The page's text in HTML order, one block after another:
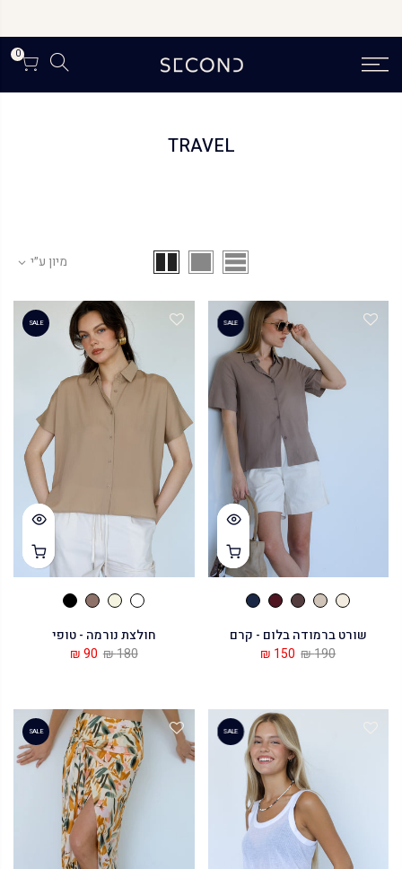
0
TRAVEL
מיון ע״י
SALE
שורט ברמודה בלום - קרם
190 ₪
150 ₪
SALE
חולצת נורמה - טופי
180 ₪
90 ₪
SALE
SALE